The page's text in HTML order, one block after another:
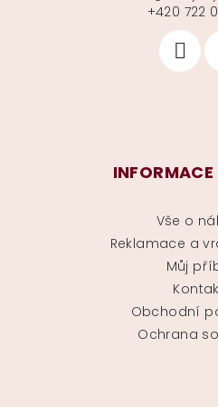
+420 722
Vše o
Reklamace a
Můj
Obchodní
Ochrana